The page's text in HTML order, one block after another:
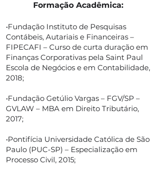
Formação Acadêmica:
•Fundação Instituto de Pesquisas
Contábeis, Autariais e Financeiras –
FIPECAFI – Curso de curta duração em
Finanças Corporativas pela Saint Paul
Escola de Negócios e em Contabilidade,
2018;
•Fundação Getúlio Vargas – FGV/SP –
GVLAW – MBA em Direito Tributário,
2017;
•Pontifícia Universidade Católica de São
Paulo (PUC-SP) – Especialização em
Processo Civil, 2015;